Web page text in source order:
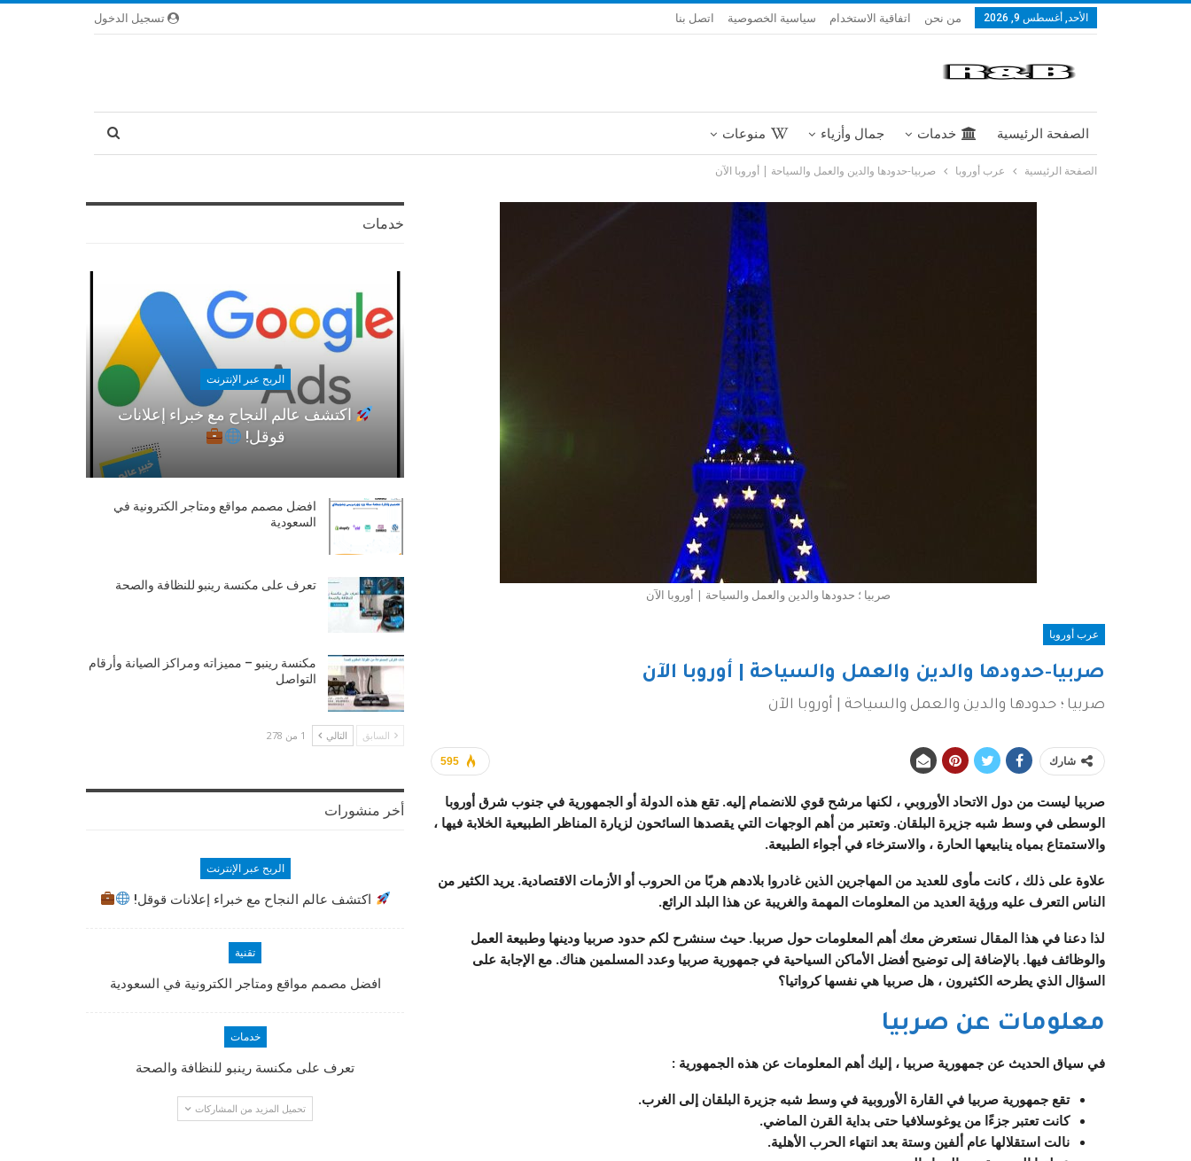
تسجيل الدخول الأحد, أغسطس 9, 2026 من نحن اتفاقية الاستخدام سياسية الخصوصية اتصل بنا
الصفحة الرئيسية خدمات جمال وأزياء منوعات
الصفحة الرئيسية عرب أوروبا صربيا-حدودها والدين والعمل والسياحة | أوروبا الآن
صربيا ؛ حدودها والدين والعمل والسياحة | أوروبا الآن
عرب أوروبا
صربيا-حدودها والدين والعمل والسياحة | أوروبا الآن
صربيا ؛ حدودها والدين والعمل والسياحة | أوروبا الآن
595 شارك
صربيا ليست من دول الاتحاد الأوروبي ، لكنها مرشح قوي للانضمام إليه. تقع هذه الدولة أو الجمهورية في جنوب شرق أوروبا
الوسطى في وسط شبه جزيرة البلقان. وتعتبر من أهم الوجهات التي يقصدها السائحون لزيارة المناظر الطبيعية الخلابة فيها ،
والاستمتاع بمياه ينابيعها الحارة ، والاسترخاء في أجواء الطبيعة.
علاوة على ذلك ، كانت مأوى للعديد من المهاجرين الذين غادروا بلادهم هربًا من الحروب أو الأزمات الاقتصادية. يريد الكثير من
الناس التعرف عليه ورؤية العديد من المعلومات المهمة والغريبة عن هذا البلد الرائع.
لذا دعنا في هذا المقال نستعرض معك أهم المعلومات حول صربيا. حيث سنشرح لكم حدود صربيا ودينها وطبيعة العمل
والوظائف فيها. بالإضافة إلى توضيح أفضل الأماكن السياحية في جمهورية صربيا وعدد المسلمين هناك. مع الإجابة على
السؤال الذي يطرحه الكثيرون ، هل صربيا هي نفسها كرواتيا؟
معلومات عن صربيا
في سياق الحديث عن جمهورية صربيا ، إليك أهم المعلومات عن هذه الجمهورية :
تقع جمهورية صربيا في القارة الأوروبية في وسط شبه جزيرة البلقان إلى الغرب.
كانت تعتبر جزءًا من يوغوسلافيا حتى بداية القرن الماضي.
نالت استقلالها عام ألفين وستة بعد انتهاء الحرب الأهلية.
خدمات
الربح عبر الإنترنت
اكتشف عالم النجاح مع خبراء إعلانات
قوقل!
افضل مصمم مواقع ومتاجر الكترونية في
السعودية
تعرف على مكنسة رينبو للنظافة والصحة
مكنسة رينبو – مميزاته ومراكز الصيانة وأرقام
التواصل
السابق التالي 1 من 278
أخر منشورات
الربح عبر الإنترنت
اكتشف عالم النجاح مع خبراء إعلانات قوقل!
تقنية
افضل مصمم مواقع ومتاجر الكترونية في السعودية
خدمات
تعرف على مكنسة رينبو للنظافة والصحة
تحميل المزيد من المشاركات